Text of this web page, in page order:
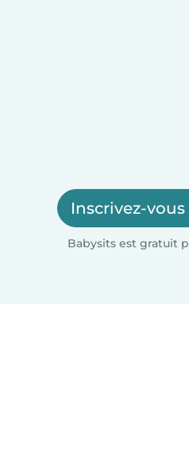
Inscrivez-
Babysits est gratuit